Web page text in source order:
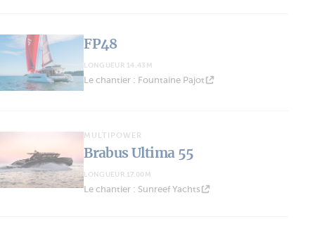
FP48
LONGUEUR 14.43M
Le chantier : Fountaine Pajot
MULTIPOWER
Brabus Ultima 55
LONGUEUR 17.00M
Le chantier : Sunreef Yachts